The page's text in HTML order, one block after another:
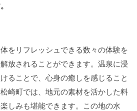
をリフレッシュできる数々の体験を
放されることができます。温泉に浸
ることで、心身の癒しを感じること
崎町では、地元の素材を活かした料
しみも堪能できます。この地の水